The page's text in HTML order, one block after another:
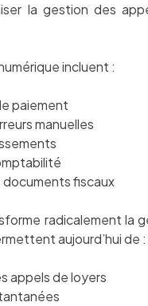
la gestion des
incluent :
paiement
manuelles
fiscaux
radicalement la
aujourd’hui de :
appels de loyers